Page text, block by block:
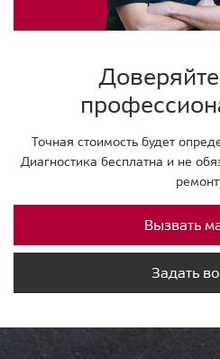
Точная стоимость будет
Диагностика бесплатна и не
Вызвать
Задать